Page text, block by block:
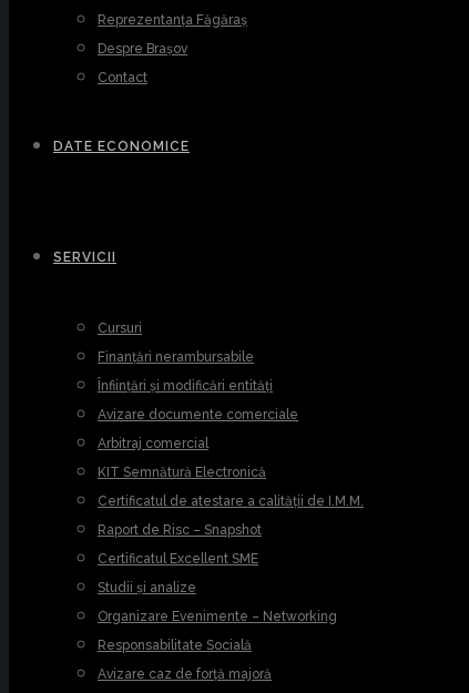
Reprezentanța Făgăraș
Despre Brașov
Contact
DATE ECONOMICE
SERVICII
Cursuri
Finanțări nerambursabile
Înființări și modificări entități
Avizare documente comerciale
Arbitraj comercial
KIT Semnătură Electronică
Certificatul de atestare a calității de I.M.M.
Raport de Risc – Snapshot
Certificatul Excellent SME
Studii și analize
Organizare Evenimente – Networking
Responsabilitate Socială
Avizare caz de forță majoră